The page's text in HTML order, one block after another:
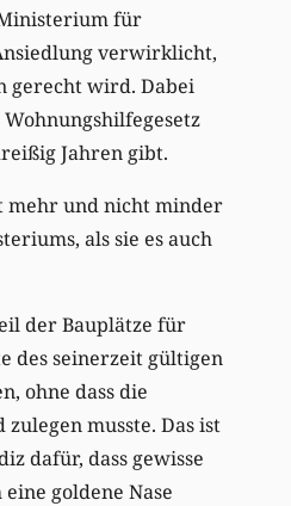
für
verwirklicht,
gerecht wird. Dabei
Jahren gibt.
mehr und nicht minder
als sie es auch
der Bauplätze für
des seinerzeit gültigen
ohne dass die
zulegen musste. Das ist
dafür, dass gewisse
goldene Nase